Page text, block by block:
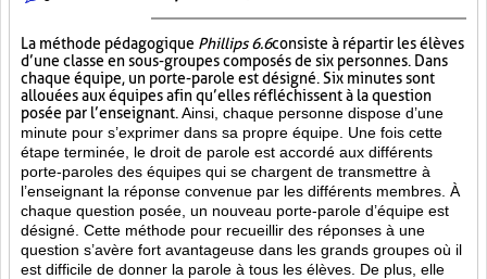
La méthode pédagogique Phillips 6.6consiste à répartir les élèves
d’une classe en sous-groupes composés de six personnes. Dans
chaque équipe, un porte-parole est désigné. Six minutes sont
allouées aux équipes afin qu’elles réfléchissent à la question
posée par l’enseignant. Ainsi, chaque personne dispose d’une
minute pour s’exprimer dans sa propre équipe. Une fois cette
étape terminée, le droit de parole est accordé aux différents
porte-paroles des équipes qui se chargent de transmettre à
l’enseignant la réponse convenue par les différents membres. À
chaque question posée, un nouveau porte-parole d’équipe est
désigné. Cette méthode pour recueillir des réponses à une
question s’avère fort avantageuse dans les grands groupes où il
est difficile de donner la parole à tous les élèves. De plus, elle